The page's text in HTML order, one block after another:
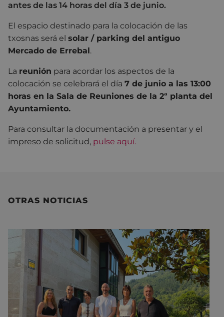
antes de las 14 horas del día 3 de junio.
El espacio destinado para la colocación de las
txosnas será el solar / parking del antiguo
Mercado de Errebal .
La reunión para acordar los aspectos de la
colocación se celebrará el día 7 de junio a las 13:00
horas en la Sala de Reuniones de la 2ª planta del
Ayuntamiento.
Para consultar la documentación a presentar y el
impreso de solicitud, pulse aquí.
OTRAS NOTICIAS